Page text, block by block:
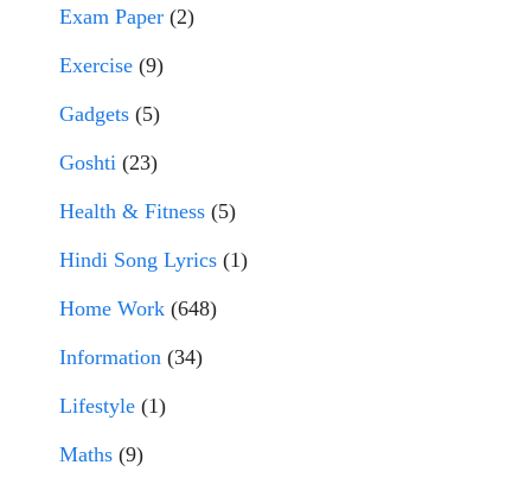
Exam Paper (2)
Exercise (9)
Gadgets (5)
Goshti (23)
Health & Fitness (5)
Hindi Song Lyrics (1)
Home Work (648)
Information (34)
Lifestyle (1)
Maths (9)